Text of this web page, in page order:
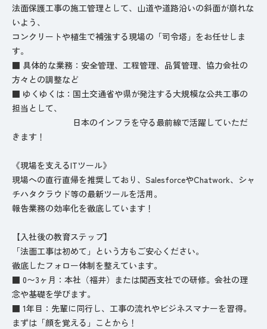
法面保護工事の施工管理として、山道や道路沿いの斜面が崩れな
いよう、
コンクリートや植生で補強する現場の「司令塔」をお任せしま
す。
■ 具体的な業務：安全管理、工程管理、品質管理、協力会社の
方々との調整など
■ ゆくゆくは：国土交通省や県が発注する大規模な公共工事の
担当として、
日本のインフラを守る最前線で活躍していただ
きます！
《現場を支えるITツール》
現場への直行直帰を推奨しており、SalesforceやChatwork、シャ
チハタクラウド等の最新ツールを活用。
報告業務の効率化を徹底しています！
【入社後の教育ステップ】
「法面工事は初めて」という方もご安心ください。
徹底したフォロー体制を整えています。
■ 0〜3ヶ月：本社（福井）または関西支社での研修。会社の理
念や基礎を学びます。
■ 1年目：先輩に同行し、工事の流れやビジネスマナーを習得。
まずは「顔を覚える」ことから！